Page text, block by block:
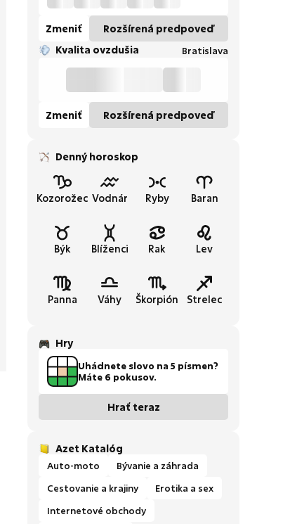
Zmeniť
Rozšírená predpoveď
Kvalita ovzdušia
Bratislava
Zmeniť Rozšírená predpoveď
Denný horoskop
Kozorožec Vodnár Ryby Baran
Býk Blíženci Rak Lev
Panna Váhy Škorpión Strelec
Hry
Uhádnete slovo na 5 písmen?
Máte 6 pokusov.
Hrať teraz
Azet Katalóg
Auto-moto
Bývanie a záhrada
Cestovanie a krajiny
Erotika a sex
Internetové obchody